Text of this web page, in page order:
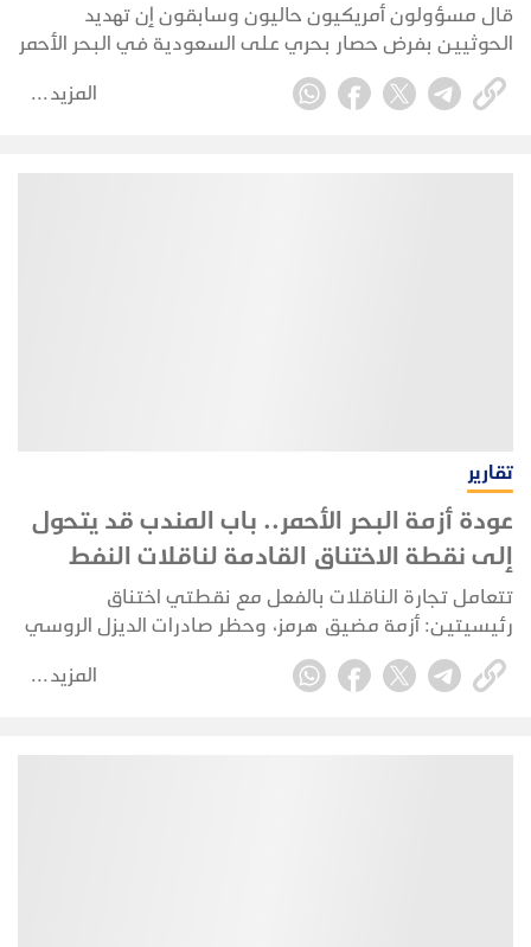
قال مسؤولون أمريكيون حاليون وسابقون إن تهديد
الحوثيين بفرض حصار بحري على السعودية في البحر الأحمر
قد يؤدي إلى توسيع نطاق حرب إيران بشكل كبير، ويفرض
ضغوطا إضافية على الجيش الأمريكي الذي يركز بالفعل
المزيد
تقارير
عودة أزمة البحر الأحمر.. باب المندب قد يتحول
إلى نقطة الاختناق القادمة لناقلات النفط
تتعامل تجارة الناقلات بالفعل مع نقطتي اختناق
رئيسيتين: أزمة مضيق هرمز، وحظر صادرات الديزل الروسي
الناجم عن الهجمات الأوكرانية. وفي الحرب الأوروبية، تخضع
الملاحة التجارية للحصار من جانب القوات الأوكرانيةالمزيد